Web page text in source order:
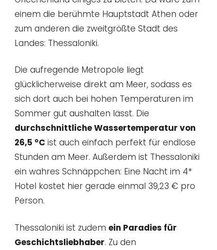
einem die berühmte Hauptstadt Athen oder
zum anderen die zweitgrößte Stadt des
Landes: Thessaloniki.
Die aufregende Metropole liegt
glücklicherweise direkt am Meer, sodass es
sich dort auch bei hohen Temperaturen im
Sommer gut aushalten lässt. Die
durchschnittliche Wassertemperatur von
26,5 °C ist auch einfach perfekt für endlose
Stunden am Meer. Außerdem ist Thessaloniki
ein wahres Schnäppchen: Eine Nacht im 4*
Hotel kostet hier gerade einmal 39,23 € pro
Person.
Thessaloniki ist zudem ein Paradies für
Geschichtsliebhaber. Zu den